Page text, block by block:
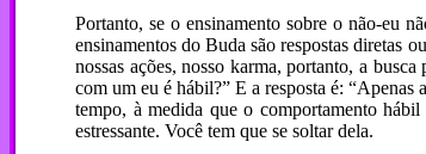
Portanto, se o ensinamento sobre o não-eu
ensinamentos do Buda são respostas diretas
nossas ações, nosso karma, portanto, a
com um eu é hábil?” E a resposta é: “Apenas
tempo, à medida que o comportamento
estressante. Você tem que se soltar dela.